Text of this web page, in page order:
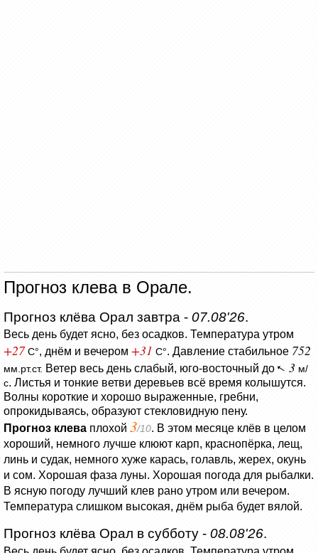
Прогноз клева в Орале.
Прогноз клёва Орал завтра - 07.08'26.
Весь день будет ясно, без осадков. Температура утром
+27 C°, днём и вечером +31 C°. Давление стабильное 752
мм.рт.ст. Ветер весь день слабый, юго-восточный до 3 м/
с. Листья и тонкие ветви деревьев всё время колышутся.
Волны короткие и хорошо выраженные, гребни,
опрокидываясь, образуют стекловидную пену.
Прогноз клева плохой 3/10. В этом месяце клёв в целом
хороший, немного лучше клюют карп, краснопёрка, лещ,
линь и судак, немного хуже карась, голавль, жерех, окунь
и сом. Хорошая фаза луны. Хорошая погода для рыбалки.
В ясную погоду лучший клев рано утром или вечером.
Температура слишком высокая, днём рыба будет вялой.
Прогноз клёва Орал в субботу - 08.08'26.